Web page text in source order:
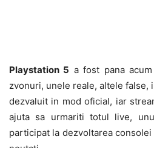
Playstation 5 a fost pana
zvonuri, unele reale, altele false,
dezvaluit in mod oficial, iar
ajuta sa urmariti totul live,
participat la dezvoltarea